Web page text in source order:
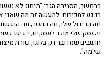
בהמשך, הסבירה הגר: "מיתוג לא
בנוגע למכירות. למעשה זה מה שאני
מה הבידול שלי, מה המסר, מה
והעסק שלי מוכר לעסקים, ירגיש.
חושבים שמדובר רק בלוגו, שורת
שלמה".